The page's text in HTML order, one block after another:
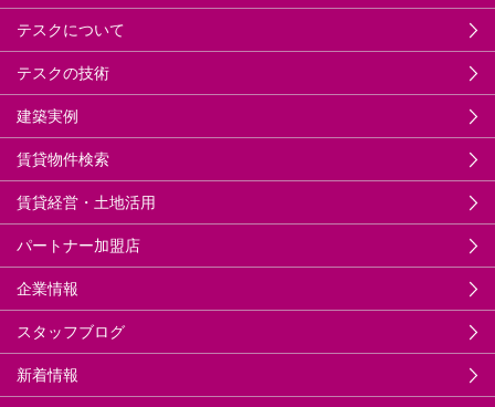
テスクについて
テスクの技術
建築実例
賃貸物件検索
賃貸経営・土地活用
パートナー加盟店
企業情報
スタッフブログ
新着情報